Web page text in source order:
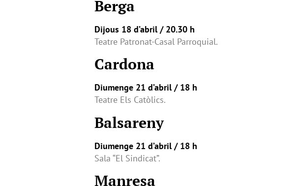
Berga
Dijous 18 d’abril / 20.30 h
Teatre Patronat-Casal Parroquial.
Cardona
Diumenge 21 d’abril / 18 h
Teatre Els Catòlics.
Balsareny
Diumenge 21 d’abril / 18 h
Sala “El Sindicat”.
Manresa